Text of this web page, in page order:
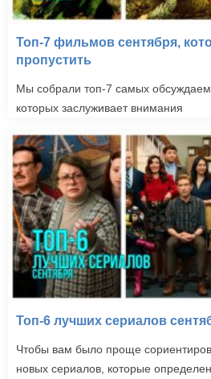
Топ-7 фильмов сентября,
пропустить
Мы собрали топ-7 самых
которых заслуживает внимания
Топ-6 лучших сериалов
Чтобы вам было проще
новых сериалов, которые